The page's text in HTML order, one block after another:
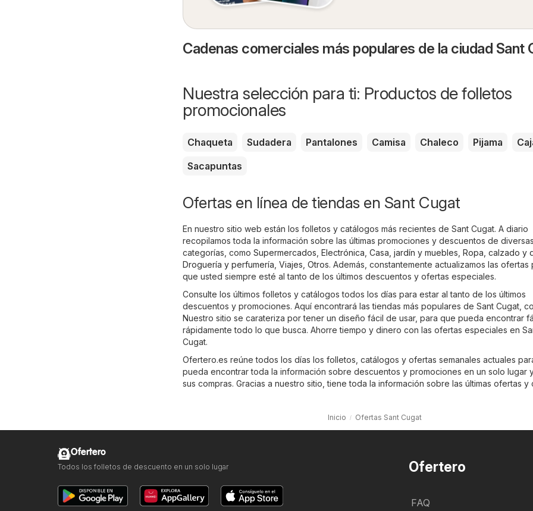
Cadenas comerciales más populares de la ciudad Sant
Nuestra selección para ti: Productos de folletos
promocionales
Chaqueta Sudadera Pantalones Camisa Chaleco Pijama
Sacapuntas
Ofertas en línea de tiendas en Sant Cugat
En nuestro sitio web están los folletos y catálogos más recientes de Sant Cugat. A diario
recopilamos toda la información sobre las últimas promociones y descuentos de diversas
categorías, como Supermercados Electrónica Casa, jardín y muebles Ropa, calzado y
Droguería y perfumería Viajes Otros. Además, constantemente actualizamos las ofertas
que usted siempre esté al tanto de los últimos descuentos y ofertas especiales.
Consulte los últimos folletos y catálogos todos los días para estar al tanto de los últimos
descuentos y promociones. Aquí encontrará las tiendas más populares de Sant Cugat,
Nuestro sitio se carateriza por tener un diseño fácil de usar, para que pueda encontrar
rápidamente todo lo que busca. Ahorre tiempo y dinero con las ofertas especiales en
Cugat.
Ofertero.es reúne todos los días los folletos, catálogos y ofertas semanales actuales
pueda encontrar toda la información sobre descuentos y promociones en un solo lugar
sus compras. Gracias a nuestro sitio, tiene toda la información sobre las últimas ofertas y
Inicio Ofertas Sant Cugat
Ofertero
FAQ
Ofertero
Todos los folletos de descuento en un solo lugar